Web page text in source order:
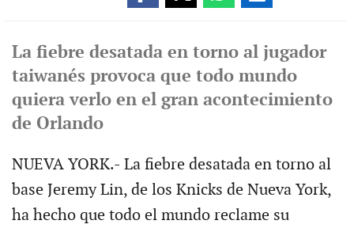
La fiebre desatada en torno al jugador
taiwanés provoca que todo mundo
quiera verlo en el gran acontecimiento
de Orlando
NUEVA YORK.- La fiebre desatada en torno al
base Jeremy Lin, de los Knicks de Nueva York,
ha hecho que todo el mundo reclame su